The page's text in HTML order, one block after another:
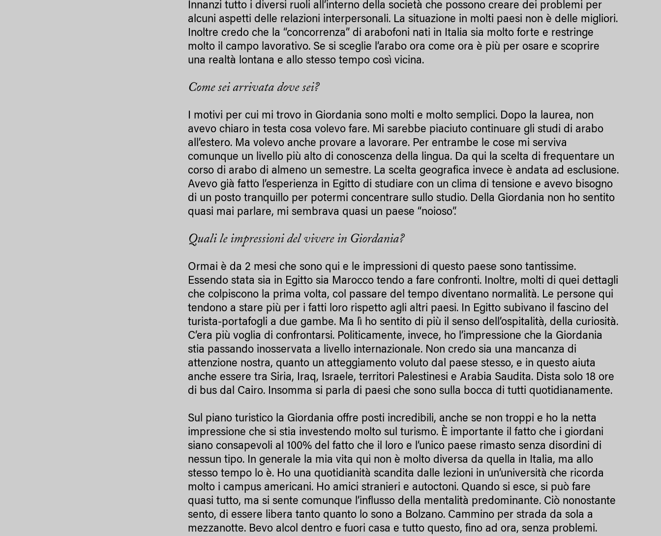
Innanzi tutto i diversi ruoli all’interno della società che possono creare dei problemi per
alcuni aspetti delle relazioni interpersonali. La situazione in molti paesi non è delle migliori.
Inoltre credo che la “concorrenza” di arabofoni nati in Italia sia molto forte e restringe
molto il campo lavorativo. Se si sceglie l’arabo ora come ora è più per osare e scoprire
una realtà lontana e allo stesso tempo così vicina.
Come sei arrivata dove sei?
I motivi per cui mi trovo in Giordania sono molti e molto semplici. Dopo la laurea, non
avevo chiaro in testa cosa volevo fare. Mi sarebbe piaciuto continuare gli studi di arabo
all’estero. Ma volevo anche provare a lavorare. Per entrambe le cose mi serviva
comunque un livello più alto di conoscenza della lingua. Da qui la scelta di frequentare un
corso di arabo di almeno un semestre. La scelta geografica invece è andata ad esclusione.
Avevo già fatto l’esperienza in Egitto di studiare con un clima di tensione e avevo bisogno
di un posto tranquillo per potermi concentrare sullo studio. Della Giordania non ho sentito
quasi mai parlare, mi sembrava quasi un paese “noioso”.
Quali le impressioni del vivere in Giordania?
Ormai è da 2 mesi che sono qui e le impressioni di questo paese sono tantissime.
Essendo stata sia in Egitto sia Marocco tendo a fare confronti. Inoltre, molti di quei dettagli
che colpiscono la prima volta, col passare del tempo diventano normalità. Le persone qui
tendono a stare più per i fatti loro rispetto agli altri paesi. In Egitto subivano il fascino del
turista-portafogli a due gambe. Ma lì ho sentito di più il senso dell’ospitalità, della curiosità.
C’era più voglia di confrontarsi. Politicamente, invece, ho l’impressione che la Giordania
stia passando inosservata a livello internazionale. Non credo sia una mancanza di
attenzione nostra, quanto un atteggiamento voluto dal paese stesso, e in questo aiuta
anche essere tra Siria, Iraq, Israele, territori Palestinesi e Arabia Saudita. Dista solo 18 ore
di bus dal Cairo. Insomma si parla di paesi che sono sulla bocca di tutti quotidianamente.
Sul piano turistico la Giordania offre posti incredibili, anche se non troppi e ho la netta
impressione che si stia investendo molto sul turismo. È importante il fatto che i giordani
siano consapevoli al 100% del fatto che il loro e l’unico paese rimasto senza disordini di
nessun tipo. In generale la mia vita qui non è molto diversa da quella in Italia, ma allo
stesso tempo lo è. Ho una quotidianità scandita dalle lezioni in un’università che ricorda
molto i campus americani. Ho amici stranieri e autoctoni. Quando si esce, si può fare
quasi tutto, ma si sente comunque l’influsso della mentalità predominante. Ciò nonostante
sento, di essere libera tanto quanto lo sono a Bolzano. Cammino per strada da sola a
mezzanotte. Bevo alcol dentro e fuori casa e tutto questo, fino ad ora, senza problemi.